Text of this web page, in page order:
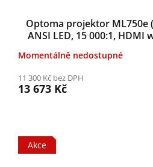
Optoma projektor ML750e
ANSI LED, 15 000:1, HDMI
Momentálně nedostupné
11 300 Kč bez DPH
13 673 Kč
Akce